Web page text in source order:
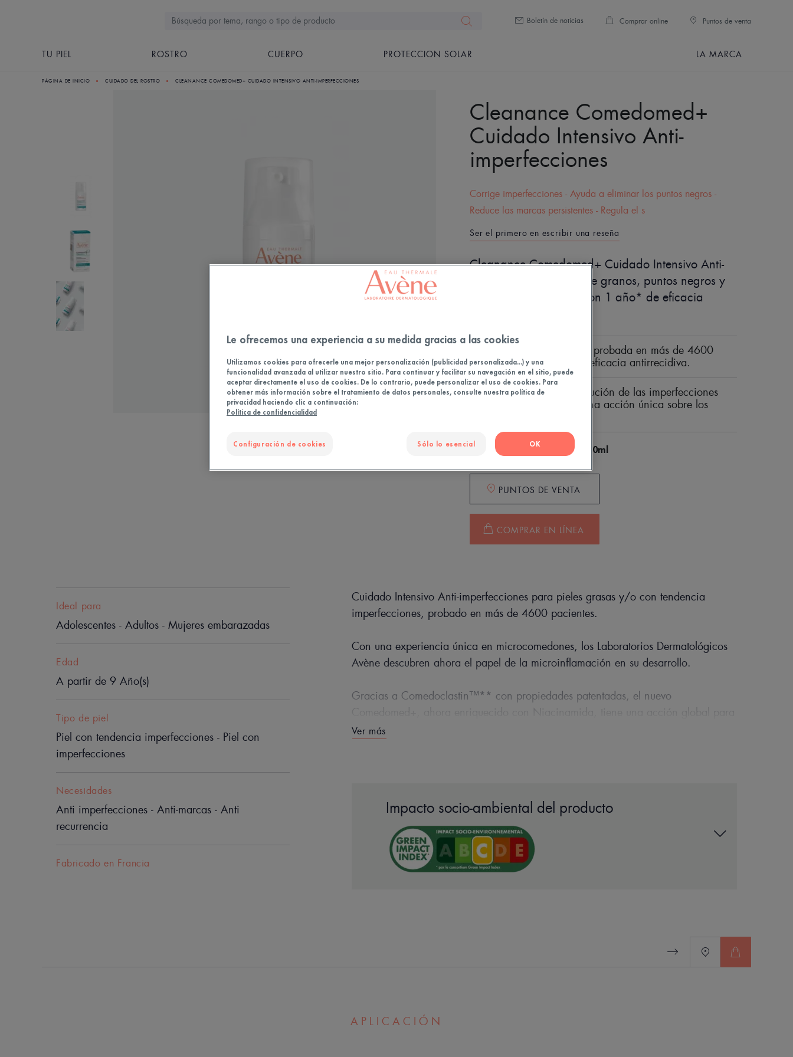
TU PIEL ROSTRO CUERPO PROTECCION SOLAR LA MARCA
Boletín de noticias Comprar online Puntos de venta
PÁGINA DE INICIO CUIDADO DEL ROSTRO CLEANANCE COMEDOMED+ CUIDADO INTENSIVO ANTI-IMPERFECCIONES
Cleanance Comedomed+
Cuidado Intensivo Anti-
imperfecciones
Corrige imperfecciones - Ayuda a eliminar los puntos negros -
Reduce las marcas persistentes - Regula el s
Ser el primero en escribir una reseña
Cleanance Comedomed+ Cuidado Intensivo Anti-
imperfecciones, combate granos, puntos negros y
marcas desde la raíz con 1 año* de eficacia
Una innovación de Avene probada en más de 4600
pacientes con 1 año* de eficacia antirrecidiva.
Cuidado global de la evolución de las imperfecciones
desde la raíz, gracias a una acción única sobre los
Envase con dosificador 30ml
PUNTOS DE VENTA
COMPRAR EN LÍNEA
Ideal para
Adolescentes - Adultos - Mujeres embarazadas
Edad
A partir de 9 Año(s)
Tipo de piel
Piel con tendencia imperfecciones - Piel con
imperfecciones
Necesidades
Anti imperfecciones - Anti-marcas - Anti
recurrencia
Fabricado en Francia
Cuidado Intensivo Anti-imperfecciones para pieles grasas y/o con tendencia
imperfecciones, probado en más de 4600 pacientes.
Con una experiencia única en microcomedones, los Laboratorios Dermatológicos
Avène descubren ahora el papel de la microinflamación en su desarrollo.
Gracias a Comedoclastin™** con propiedades patentadas, el nuevo
Comedomed+, ahora enriquecido con Niacinamida, tiene una acción global para
combatir las imperfecciones desde la raíz. Reduce los granos, puntos negros y
imperfecciones.
- 4 % Niacinamida: mejora el aspecto de los poros y reduce las marcas de
imperfecciones.
Con Agua termal de Avène calmante.
Ver más
Impacto socio-ambiental del producto
APLICACIÓN
Le ofrecemos una experiencia a su medida gracias a las cookies
Utilizamos cookies para ofrecerle una mejor personalización (publicidad personalizada...) y una
funcionalidad avanzada al utilizar nuestro sitio. Para continuar y facilitar su navegación en el sitio, puede
aceptar directamente el uso de cookies. De lo contrario, puede personalizar el uso de cookies. Para
obtener más información sobre el tratamiento de datos personales, consulte nuestra política de
privacidad haciendo clic a continuación:
Política de confidencialidad
Configuración de cookies Sólo lo esencial OK